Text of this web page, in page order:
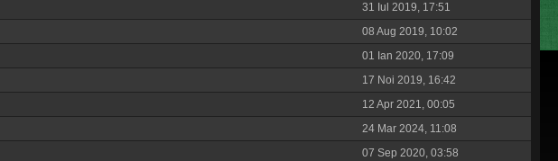
31 Iul 2019, 17:51
08 Aug 2019, 10:02
01 Ian 2020, 17:09
17 Noi 2019, 16:42
12 Apr 2021, 00:05
24 Mar 2024, 11:08
07 Sep 2020, 03:58